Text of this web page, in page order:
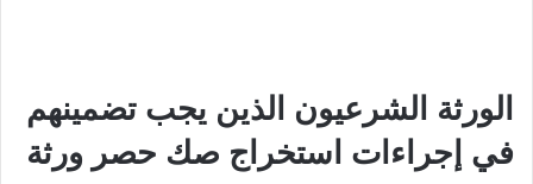
الورثة الشرعيون الذين يجب تضمينهم
في إجراءات استخراج صك حصر ورثة